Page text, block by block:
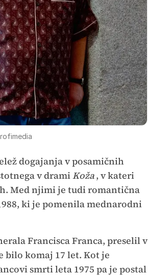
dogajanja v posamičnih
v dramiKoža, v kateri
Med njimi je tudi romantična
ki je pomenila mednarodni
Francisca Franca, preselil v
bilo komaj 17 let. Kot je
smrti leta 1975 pa je postal